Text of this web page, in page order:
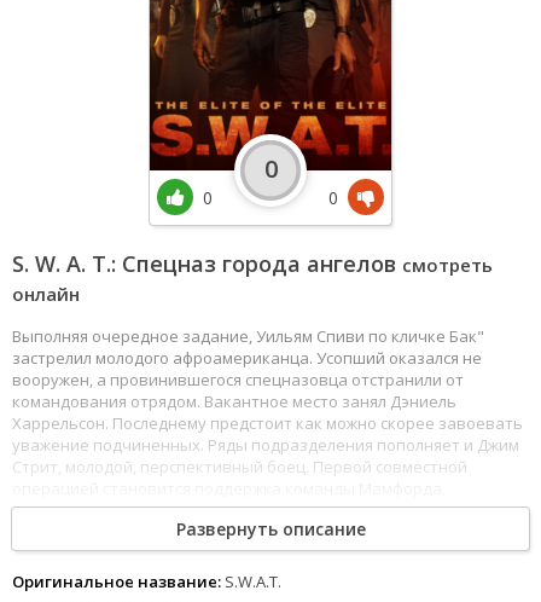
S. W. A. T.: Спецназ города ангелов смотреть
онлайн
Выполняя очередное задание, Уильям Спиви по кличке Бак"
застрелил молодого афроамериканца. Усопший оказался не
вооружен, а провинившегося спецназовца отстранили от
командования отрядом. Вакантное место занял Дэниель
Харрельсон. Последнему предстоит как можно скорее завоевать
уважение подчиненных. Ряды подразделения пополняет и Джим
Стрит, молодой, перспективный боец. Первой совместной
угодившего в засаду хорошо вооруженных преступников. Мистер
Харрельсон проявляет исключительную отвагу, лично
расправившись с несколькими злодеями. Подобных перестрелок
в карьере было немало, что вполне обоснованно вызывает
беспокойство у любовницы по имени Джессика. Последняя
Развернуть описание
Оригинальное название: S.W.A.T.
0
0
0